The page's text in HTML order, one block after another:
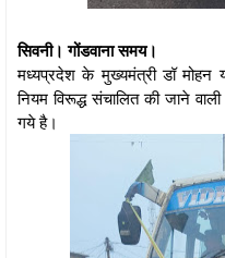
सिवनी। गोंडवाना समय।
मध्यप्रदेश के मुख्यमंत्री डॉ मोहन
नियम विरूद्ध संचालित की जाने वाली
गये है।